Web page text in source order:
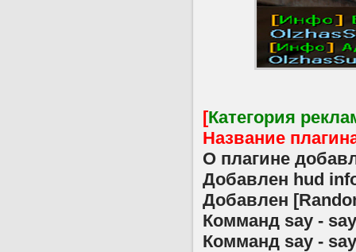
[Категория
Название
О плагине
Добавлен hud
Добавлен
Комманд say -
Комманд say -